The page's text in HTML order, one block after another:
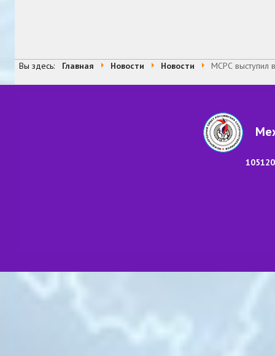
Вы здесь: Главная Новости Новости МСРС выступил